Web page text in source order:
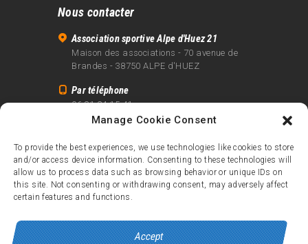
Manage Cookie Consent
To provide the best experiences, we use technologies like cookies to store
and/or access device information. Consenting to these technologies will
allow us to process data such as browsing behavior or unique IDs on
this site. Not consenting or withdrawing consent, may adversely affect
certain features and functions.
Accept
Nous contacter
Association sportive Alpe d'Huez 21
Maison des associations - 70 avenue de
Brandes - 38750 ALPE d'HUEZ
Par téléphone
06 81 24 15 41
info@alpe21.fr
Mentions légales
Contact
crédits